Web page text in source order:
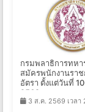
กรมพลาธิการทหา
สมัครพนักงานราช
อัตรา ตั้งแต่วันที่
2569
3 ส.ค. 2569 เวลา